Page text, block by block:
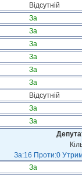
Відсутній
За
За
За
За
За
За
Відсутній
За
За
За:16 Проти:0
За